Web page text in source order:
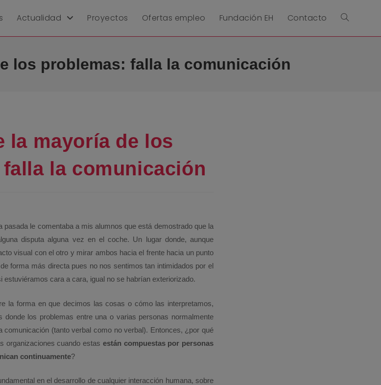
Actualidad Proyectos Ofertas empleo Fundación EH Contacto
los problemas: falla la comunicación
la mayoría de los
la comunicación
pasada le comentaba a mis alumnos que está demostrado que la
disputa alguna vez en el coche. Un lugar donde, aunque
visual con el otro y mirar ambos hacia el frente hacia un punto
forma más directa pues no nos sentimos tan intimidados por el
estuviéramos cara a cara, igual no se habrían exteriorizado.
la forma en que decimos las cosas o cómo las interpretamos,
donde los problemas entre una o varias personas normalmente
comunicación (tanto verbal como no verbal). Entonces, ¿por qué
organizaciones cuando estas están compuestas por personas
continuamente?
en el desarrollo de cualquier interacción humana, sobre